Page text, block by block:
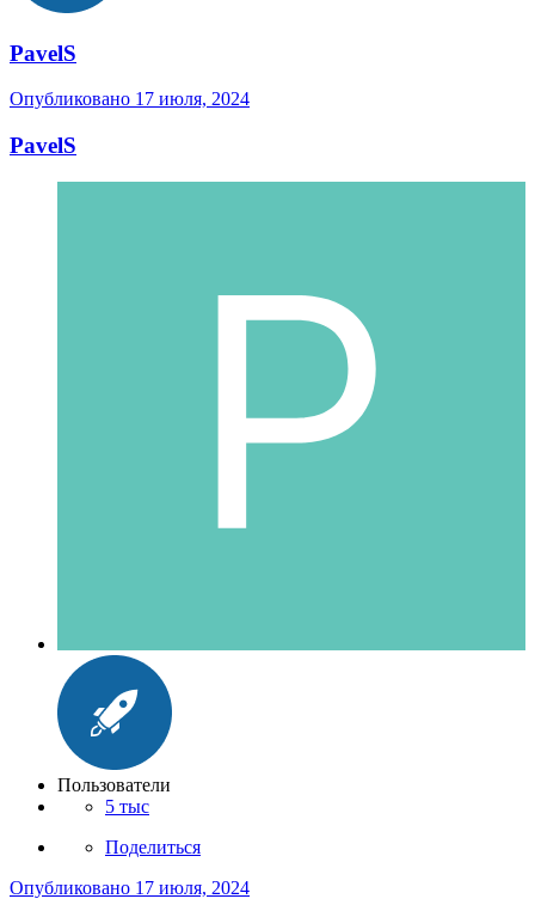
PavelS
Опубликовано 17 июля, 2024
PavelS
Пользователи
5 тыс
Поделиться
Опубликовано 17 июля, 2024